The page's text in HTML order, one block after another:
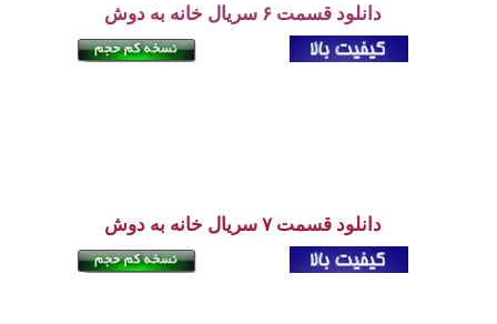
دانلود قسمت ۶ سریال خانه به دوش
دانلود قسمت ۷ سریال خانه به دوش